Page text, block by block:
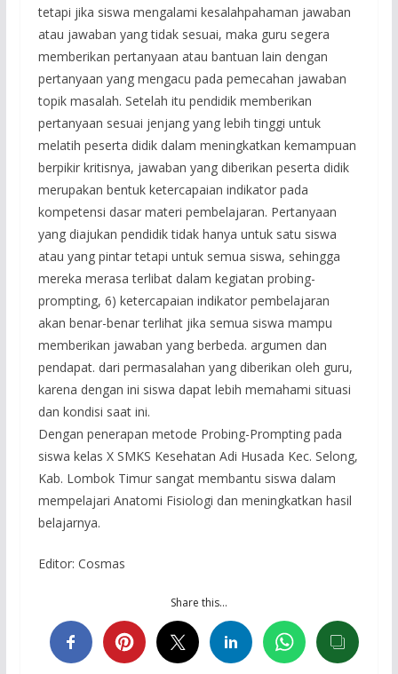
tetapi jika siswa mengalami kesalahpahaman jawaban
atau jawaban yang tidak sesuai, maka guru segera
memberikan pertanyaan atau bantuan lain dengan
pertanyaan yang mengacu pada pemecahan jawaban
topik masalah. Setelah itu pendidik memberikan
pertanyaan sesuai jenjang yang lebih tinggi untuk
melatih peserta didik dalam meningkatkan kemampuan
berpikir kritisnya, jawaban yang diberikan peserta didik
merupakan bentuk ketercapaian indikator pada
kompetensi dasar materi pembelajaran. Pertanyaan
yang diajukan pendidik tidak hanya untuk satu siswa
atau yang pintar tetapi untuk semua siswa, sehingga
mereka merasa terlibat dalam kegiatan probing-
prompting, 6) ketercapaian indikator pembelajaran
akan benar-benar terlihat jika semua siswa mampu
memberikan jawaban yang berbeda. argumen dan
pendapat. dari permasalahan yang diberikan oleh guru,
karena dengan ini siswa dapat lebih memahami situasi
dan kondisi saat ini.
Dengan penerapan metode Probing-Prompting pada
siswa kelas X SMKS Kesehatan Adi Husada Kec. Selong,
Kab. Lombok Timur sangat membantu siswa dalam
mempelajari Anatomi Fisiologi dan meningkatkan hasil
belajarnya.
Editor: Cosmas
Share this…